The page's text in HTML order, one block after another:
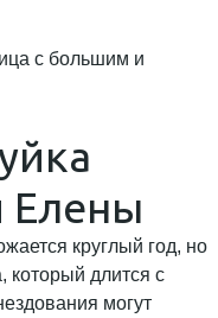
Елены
круглый год, но
который длится с
могут